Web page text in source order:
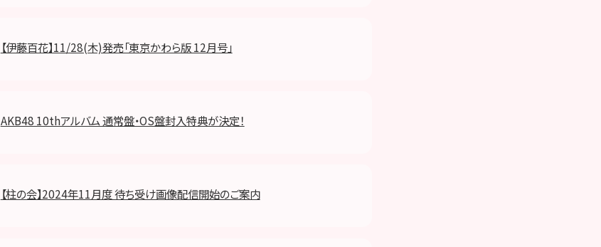
【伊藤百花】11/28(木)発売「東京かわら版 12月号」
AKB48 10thアルバム 通常盤・OS盤封入特典が決定！
【柱の会】2024年11月度 待ち受け画像配信開始のご案内